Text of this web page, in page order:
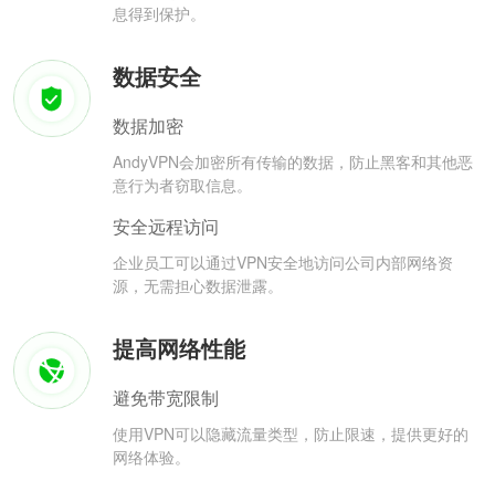
息得到保护。
数据安全
数据加密
AndyVPN会加密所有传输的数据，防止黑客和其他恶
意行为者窃取信息。
安全远程访问
企业员工可以通过VPN安全地访问公司内部网络资
源，无需担心数据泄露。
提高网络性能
避免带宽限制
使用VPN可以隐藏流量类型，防止限速，提供更好的
网络体验。